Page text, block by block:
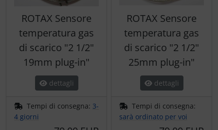
ROTAX Sensore
temperatura gas
di scarico "2 1/2"
19mm plug-in"
dettagli
Tempi di consegna: 3-
4 giorni
ROTAX Sensore
temperatura gas
di scarico "2 1/2"
25mm plug-in"
dettagli
Tempi di consegna:
sarà ordinato per voi